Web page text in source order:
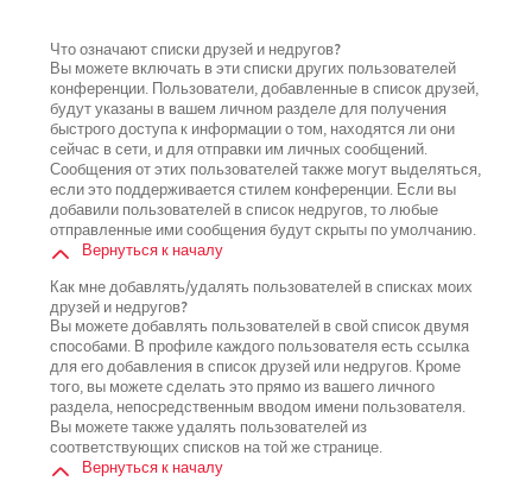
Что означают списки друзей и недругов?
Вы можете включать в эти списки других пользователей
конференции. Пользователи, добавленные в список друзей,
будут указаны в вашем личном разделе для получения
быстрого доступа к информации о том, находятся ли они
сейчас в сети, и для отправки им личных сообщений.
Сообщения от этих пользователей также могут выделяться,
если это поддерживается стилем конференции. Если вы
добавили пользователей в список недругов, то любые
отправленные ими сообщения будут скрыты по умолчанию.
Вернуться к началу
Как мне добавлять/удалять пользователей в списках моих
друзей и недругов?
Вы можете добавлять пользователей в свой список двумя
способами. В профиле каждого пользователя есть ссылка
для его добавления в список друзей или недругов. Кроме
того, вы можете сделать это прямо из вашего личного
раздела, непосредственным вводом имени пользователя.
Вы можете также удалять пользователей из
соответствующих списков на той же странице.
Вернуться к началу